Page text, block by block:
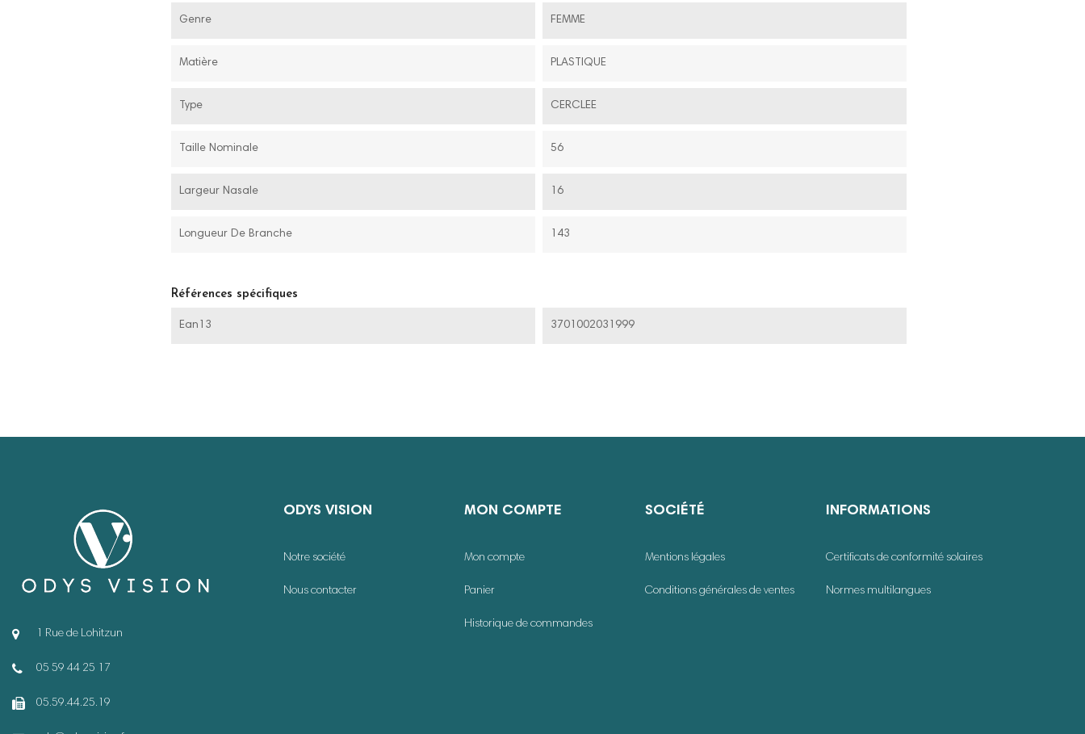
Genre FEMME
Matière PLASTIQUE
Type CERCLEE
Taille Nominale 56
Largeur Nasale 16
Longueur De Branche 143
Références spécifiques
Ean13 3701002031999
1 Rue de Lohitzun
05 59 44 25 17
05.59.44.25.19
ODYS VISION
Notre société
Nous contacter
MON COMPTE
Mon compte
Panier
Historique de commandes
SOCIÉTÉ
Mentions légales
Conditions générales de ventes
INFORMATIONS
Certificats de conformité solaires
Normes multilangues